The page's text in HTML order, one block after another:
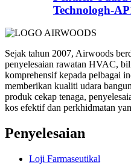
Technologh-
Sejak tahun 2007, Airwoods
penyelesaian rawatan HVAC,
komprehensif kepada pelbagai
memberikan kualiti udara
produk cekap tenaga,
kos efektif dan perkhidmatan
Penyelesaian
Loji Farmaseutikal